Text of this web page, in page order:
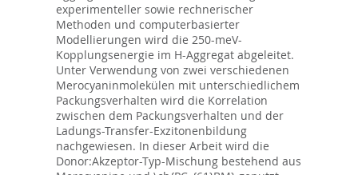
experimenteller sowie rechnerischer
Methoden und computerbasierter
Modellierungen wird die 250-meV-
Kopplungsenergie im H-Aggregat abgeleitet.
Unter Verwendung von zwei verschiedenen
Merocyaninmolekülen mit unterschiedlichem
Packungsverhalten wird die Korrelation
zwischen dem Packungsverhalten und der
Ladungs-Transfer-Exzitonenbildung
nachgewiesen. In dieser Arbeit wird die
Donor:Akzeptor-Typ-Mischung bestehend aus